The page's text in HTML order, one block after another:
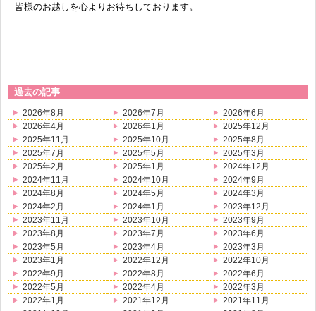
皆様のお越しを心よりお待ちしております。
過去の記事
2026年8月 2026年7月
2026年6月
2026年4月
2026年1月
2025年12月
2025年11月
2025年10月
2025年8月
2025年7月
2025年5月
2025年3月
2025年2月
2025年1月
2024年12月
2024年11月
2024年10月
2024年9月
2024年8月
2024年5月
2024年3月
2024年2月
2024年1月
2023年12月
2023年11月
2023年10月
2023年9月
2023年8月
2023年7月
2023年6月
2023年5月
2023年4月
2023年3月
2023年1月
2022年12月
2022年10月
2022年9月
2022年8月
2022年6月
2022年5月
2022年4月
2022年3月
2022年1月
2021年12月
2021年11月